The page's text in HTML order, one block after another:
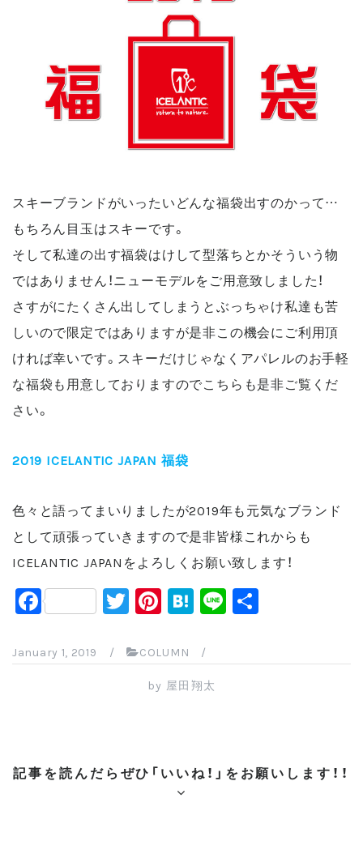
スキーブランドがいったいどんな福袋出すのかって…
もちろん目玉はスキーです。
そして私達の出す福袋はけして型落ちとかそういう物
ではありません！ニューモデルをご用意致しました！
さすがにたくさん出してしまうとぶっちゃけ私達も苦
しいので限定ではありますが是非この機会にご利用頂
ければ幸いです。スキーだけじゃなくアパレルのお手軽
な福袋も用意しておりますのでこちらも是非ご覧くだ
さい。
2019 ICELANTIC JAPAN 福袋
色々と語ってまいりましたが2019年も元気なブランド
として頑張っていきますので是非皆様これからも
ICELANTIC JAPANをよろしくお願い致します！
F
a
c
k
T
wi
tt
er
Pi
nt
er
e
H
at
e
n
Li
n
January 1, 2019 / COLUMN
/
by 屋田翔太
記事を読んだらぜひ「いいね！」をお願いします！！